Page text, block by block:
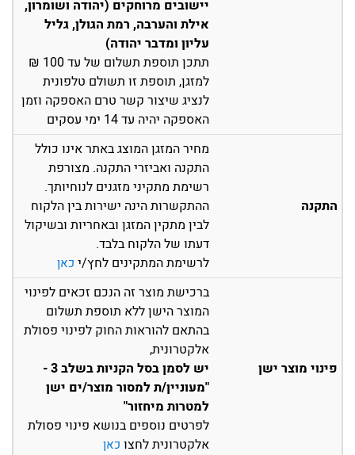
יישובים מרוחקים (יהודה ושומרון,
אילת והערבה, רמת הגולן, גליל
עליון ומדבר יהודה)
תתכן תוספת תשלום של עד 100 ₪
למזגן, תוספת זו תשולם טלפונית
לנציג שיצור קשר טרם האספקה וזמן
האספקה יהיה עד 14 ימי עסקים
התקנה
מחיר המזגן המוצג באתר אינו כולל
התקנה ואביזרי התקנה. מצורפת
רשימת מתקיני מזגנים לנוחיותך.
ההתקשרות הינה ישירות בין הלקוח
לבין מתקין המזגן ובאחריות ובשיקול
דעתו של הלקוח בלבד.
לרשימת המתקינים לחץ/י כאן
פינוי מוצר ישן
ברכישת מוצר זה הנכם זכאים לפינוי
המוצר הישן ללא תוספת תשלום
בהתאם להוראות החוק לפינוי פסולת
אלקטרונית,
יש לסמן בסל הקניות בשלב 3 -
"מעוניין/ת למסור מוצר/ים ישן
למטרות מיחזור"
לפרטים נוספים בנושא פינוי פסולת
אלקטרונית לחצו כאן